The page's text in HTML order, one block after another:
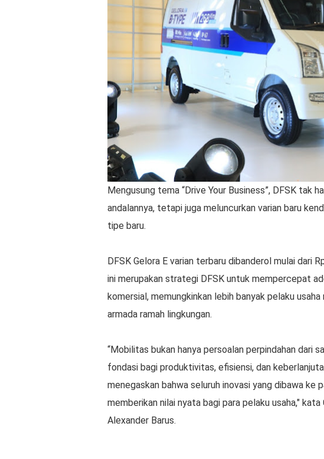
Mengusung tema “Drive Your Business”, DFSK tak
andalannya, tetapi juga meluncurkan varian baru
tipe baru.
DFSK Gelora E varian terbaru dibanderol mulai dari
ini merupakan strategi DFSK untuk mempercepat
komersial, memungkinkan lebih banyak pelaku
armada ramah lingkungan.
“Mobilitas bukan hanya persoalan perpindahan dari
fondasi bagi produktivitas, efisiensi, dan
menegaskan bahwa seluruh inovasi yang dibawa ke
memberikan nilai nyata bagi para pelaku usaha,"
Alexander Barus.